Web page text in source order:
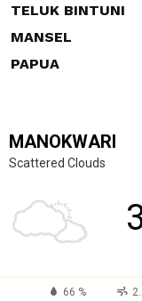
TELUK BINTUNI
MANSEL
PAPUA
MANOKWARI
Scattered Clouds
66 %